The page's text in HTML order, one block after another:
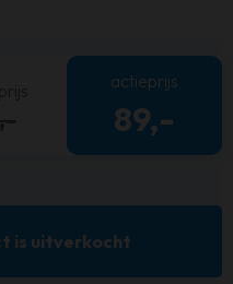
actieprijs
89,-
is uitverkocht